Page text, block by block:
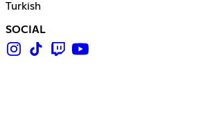
Turkish
SOCIAL